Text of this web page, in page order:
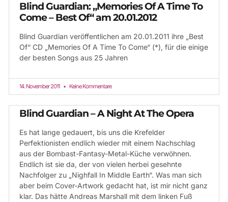
Blind Guardian: „Memories Of A Time To
Come – Best Of“ am 20.01.2012
Blind Guardian veröffentlichen am 20.01.2011 ihre „Best
Of“ CD „Memories Of A Time To Come“ (*), für die einige
der besten Songs aus 25 Jahren
14. November 2011 Keine Kommentare
Blind Guardian – A Night At The Opera
Es hat lange gedauert, bis uns die Krefelder
Perfektionisten endlich wieder mit einem Nachschlag
aus der Bombast-Fantasy-Metal-Küche verwöhnen.
Endlich ist sie da, der von vielen herbei gesehnte
Nachfolger zu „Nighfall In Middle Earth“. Was man sich
aber beim Cover-Artwork gedacht hat, ist mir nicht ganz
klar. Das hätte Andreas Marshall mit dem linken Fuß